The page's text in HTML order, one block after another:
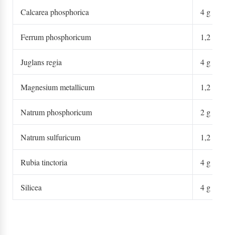
Calcarea phosphorica 4 g
Ferrum phosphoricum 1,2 g
Juglans regia 4 g
Magnesium metallicum 1,2 g
Natrum phosphoricum 2 g
Natrum sulfuricum 1,2 g
Rubia tinctoria 4 g
Silicea 4 g